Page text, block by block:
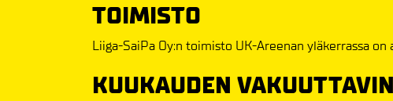
TOIMISTO
Liiga-SaiPa Oy:n toimisto UK-Areenan yläkerrassa
KUUKAUDEN VAKUUTTAVIN